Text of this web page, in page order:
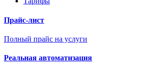
Прайс-лист
Полный прайс на услуги
Реальная автоматизация